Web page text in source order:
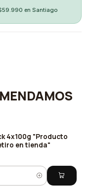
en Santiago
4x100g "Producto
en tienda"